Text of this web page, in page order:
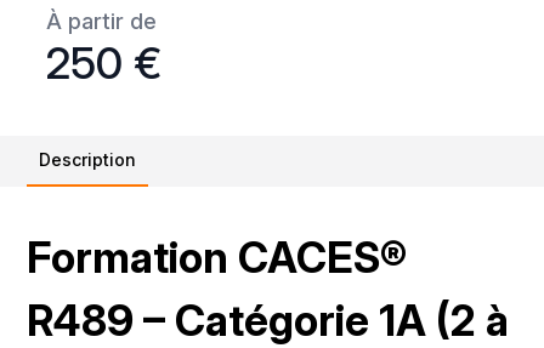
À partir de
250 €
Description
Formation CACES®
R489 – Catégorie 1A (2 à